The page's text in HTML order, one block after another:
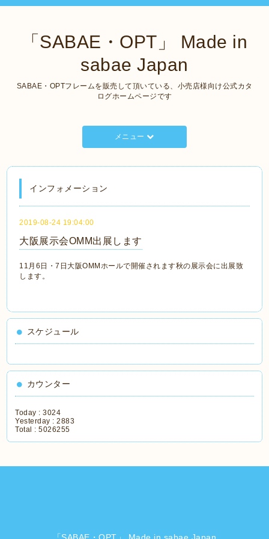
「SABAE・OPT」 Made in
sabae Japan
SABAE・OPTフレームを販売して頂いている、小売店様向け公式カタ
ログホームページです
メニュー
インフォメーション
2019-08-24 19:04:00
大阪展示会OMM出展します
11月6日・7日大阪OMMホールで開催されます秋の展示会に出展致
します。
スケジュール
カウンター
Today :3024
Yesterday :2883
Total :5026255